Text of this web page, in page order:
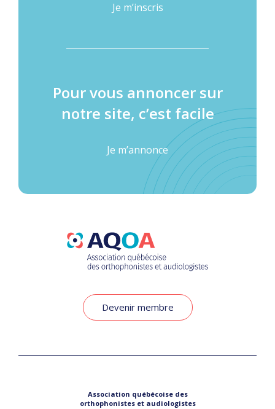
Je m’inscris
Pour vous annoncer sur
notre site, c’est facile
Je m’annonce
Devenir membre
Association québécoise des
orthophonistes et audiologistes